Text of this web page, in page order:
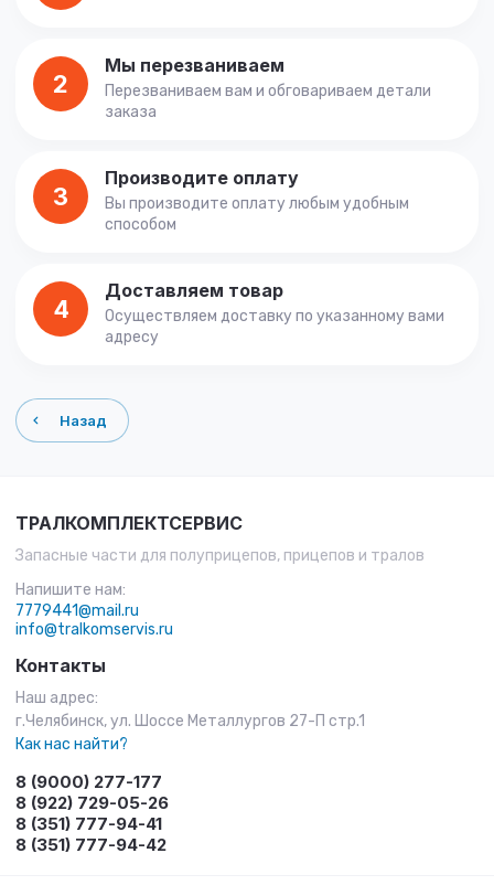
2
Мы перезваниваем
Перезваниваем вам и обговариваем детали
заказа
3
Производите оплату
Вы производите оплату любым удобным
способом
4
Доставляем товар
Осуществляем доставку по указанному вами
адресу
Назад
ТРАЛКОМПЛЕКТСЕРВИС
Запасные части для полуприцепов, прицепов и тралов
Напишите нам:
7779441@mail.ru
info@tralkomservis.ru
Контакты
Наш адрес:
г.Челябинск, ул. Шоссе Металлургов 27-П стр.1
Как нас найти?
8 (9000) 277-177
8 (922) 729-05-26
8 (351) 777-94-41
8 (351) 777-94-42